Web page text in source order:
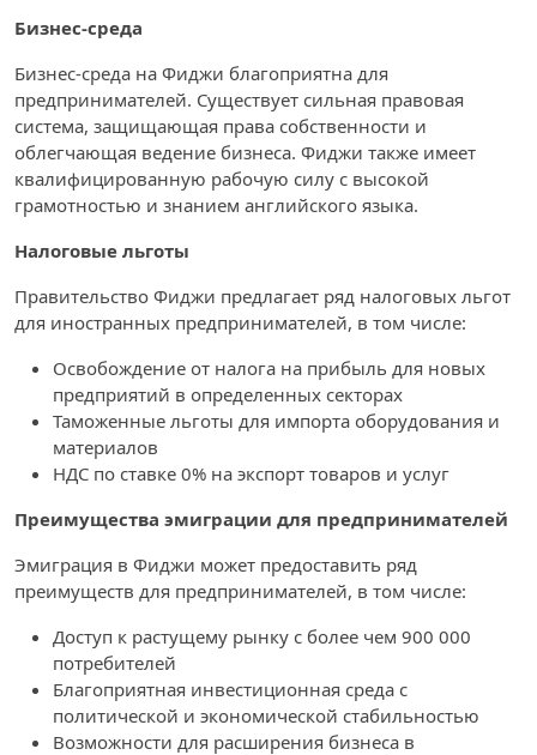
Бизнес-среда
Бизнес-среда на Фиджи благоприятна для
предпринимателей. Существует сильная правовая
система, защищающая права собственности и
облегчающая ведение бизнеса. Фиджи также имеет
квалифицированную рабочую силу с высокой
грамотностью и знанием английского языка.
Налоговые льготы
Правительство Фиджи предлагает ряд налоговых льгот
для иностранных предпринимателей, в том числе:
Освобождение от налога на прибыль для новых
предприятий в определенных секторах
Таможенные льготы для импорта оборудования и
материалов
НДС по ставке 0% на экспорт товаров и услуг
Преимущества эмиграции для предпринимателей
Эмиграция в Фиджи может предоставить ряд
преимуществ для предпринимателей, в том числе:
Доступ к растущему рынку с более чем 900 000
потребителей
Благоприятная инвестиционная среда с
политической и экономической стабильностью
Возможности для расширения бизнеса в